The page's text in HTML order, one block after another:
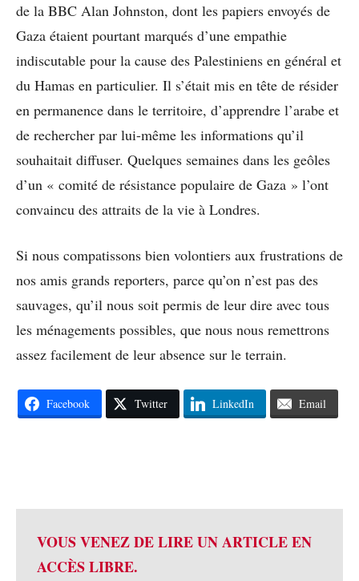
de la BBC Alan Johnston, dont les papiers envoyés de
Gaza étaient pourtant marqués d’une empathie
indiscutable pour la cause des Palestiniens en général et
du Hamas en particulier. Il s’était mis en tête de résider
en permanence dans le territoire, d’apprendre l’arabe et
de rechercher par lui-même les informations qu’il
souhaitait diffuser. Quelques semaines dans les geôles
d’un « comité de résistance populaire de Gaza » l’ont
convaincu des attraits de la vie à Londres.
Si nous compatissons bien volontiers aux frustrations de
nos amis grands reporters, parce qu’on n’est pas des
sauvages, qu’il nous soit permis de leur dire avec tous
les ménagements possibles, que nous nous remettrons
assez facilement de leur absence sur le terrain.
Facebook Twitter LinkedIn Email
VOUS VENEZ DE LIRE UN ARTICLE EN
ACCÈS LIBRE.